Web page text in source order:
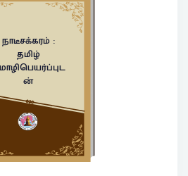
நாடீசக்கரம் :
தமிழ்
ன்